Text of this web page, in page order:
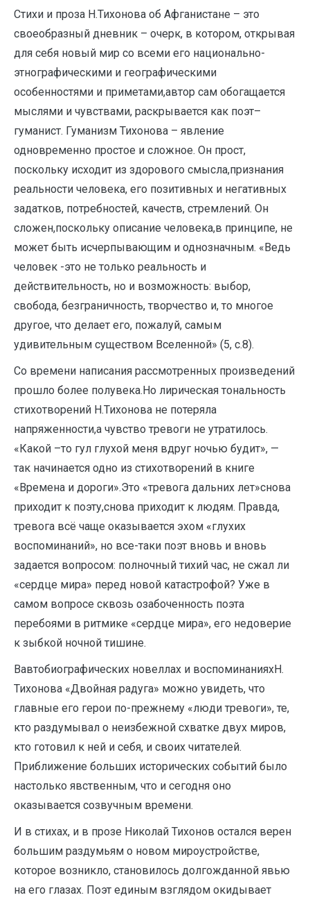
Стихи и проза Н.Тихонова об Афганистане – это
своеобразный дневник – очерк, в котором, открывая
для себя новый мир со всеми его национально-
этнографическими и географическими
особенностями и приметами,автор сам обогащается
мыслями и чувствами, раскрывается как поэт–
гуманист. Гуманизм Тихонова – явление
одновременно простое и сложное. Он прост,
поскольку исходит из здорового смысла,признания
реальности человека, его позитивных и негативных
задатков, потребностей, качеств, стремлений. Он
сложен,поскольку описание человека,в принципе, не
может быть исчерпывающим и однозначным. «Ведь
человек -это не только реальность и
действительность, но и возможность: выбор,
свобода, безграничность, творчество и, то многое
другое, что делает его, пожалуй, самым
удивительным существом Вселенной» (5, с.8).
Со времени написания рассмотренных произведений
прошло более полувека.Но лирическая тональность
стихотворений Н.Тихонова не потеряла
напряженности,а чувство тревоги не утратилось.
«Какой –то гул глухой меня вдруг ночью будит», —
так начинается одно из стихотворений в книге
«Времена и дороги».Это «тревога дальних лет»снова
приходит к поэту,снова приходит к людям. Правда,
тревога всё чаще оказывается эхом «глухих
воспоминаний», но все-таки поэт вновь и вновь
задается вопросом: полночный тихий час, не сжал ли
«сердце мира» перед новой катастрофой? Уже в
самом вопросе сквозь озабоченность поэта
перебоями в ритмике «сердце мира», его недоверие
к зыбкой ночной тишине.
Вавтобиографических новеллах и воспоминанияхН.
Тихонова «Двойная радуга» можно увидеть, что
главные его герои по-прежнему «люди тревоги», те,
кто раздумывал о неизбежной схватке двух миров,
кто готовил к ней и себя, и своих читателей.
Приближение больших исторических событий было
настолько явственным, что и сегодня оно
оказывается созвучным времени.
И в стихах, и в прозе Николай Тихонов остался верен
большим раздумьям о новом мироустройстве,
которое возникло, становилось долгожданной явью
на его глазах. Поэт единым взглядом окидывает